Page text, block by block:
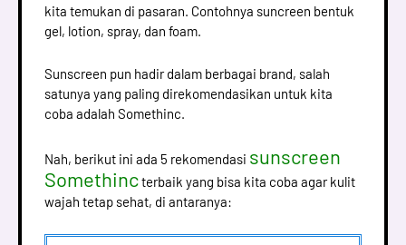
kita temukan di pasaran. Contohnya suncreen bentuk
gel, lotion, spray, dan foam.
Sunscreen pun hadir dalam berbagai brand, salah
satunya yang paling direkomendasikan untuk kita
coba adalah Somethinc.
Nah, berikut ini ada 5 rekomendasi sunscreen
Somethincterbaik yang bisa kita coba agar kulit
wajah tetap sehat, di antaranya: